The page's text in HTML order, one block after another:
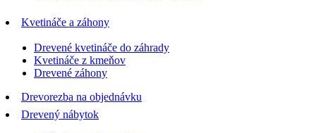
Kvetináče a záhony
Drevené kvetináče do záhrady
Kvetináče z kmeňov
Drevené záhony
Drevorezba na objednávku
Drevený nábytok